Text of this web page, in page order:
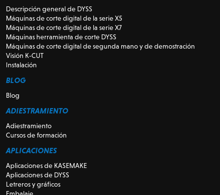
Descripción general de DYSS
Máquinas de corte digital de la serie X5
Máquinas de corte digital de la serie X7
Máquinas herramienta de corte DYSS
Máquinas de corte digital de segunda mano y de demostración
Visión K-CUT
Instalación
BLOG
Blog
ADIESTRAMIENTO
Adiestramiento
Cursos de formación
APLICACIONES
Aplicaciones de KASEMAKE
Aplicaciones de DYSS
Letreros y gráficos